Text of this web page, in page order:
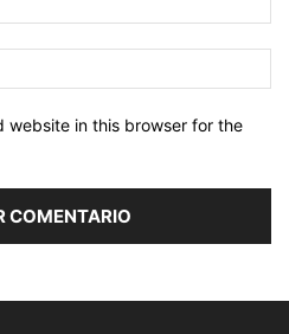
website in this browser for the